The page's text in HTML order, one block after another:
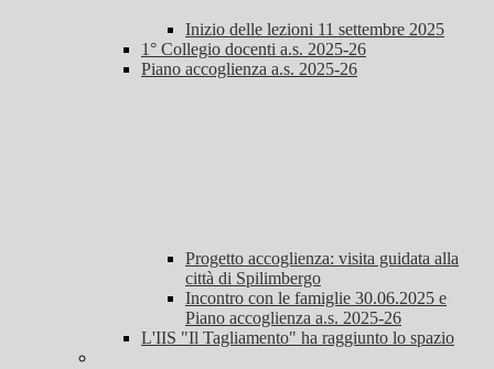
Inizio delle lezioni 11 settembre 2025
1° Collegio docenti a.s. 2025-26
Piano accoglienza a.s. 2025-26
Progetto accoglienza: visita guidata alla
città di Spilimbergo
Incontro con le famiglie 30.06.2025 e
Piano accoglienza a.s. 2025-26
L'IIS "Il Tagliamento" ha raggiunto lo spazio